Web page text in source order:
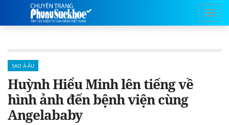
SAO Á-ÂU
Huỳnh Hiểu Minh lên tiếng về
hình ảnh đến bệnh viện cùng
Angelababy